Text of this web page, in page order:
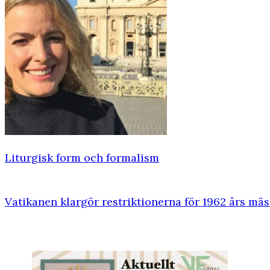
Liturgisk form och formalism
Vatikanen klargör restriktionerna för 1962 års